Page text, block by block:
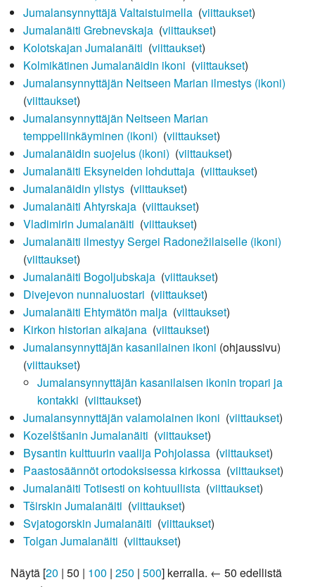
Jumalansynnyttäjä Valtaistuimella‎ (viittaukset)
Jumalanäiti Grebnevskaja‎ (viittaukset)
Kolotskajan Jumalanäiti (viittaukset)
Kolmikätinen Jumalanäidin ikoni (viittaukset)
Jumalansynnyttäjän Neitseen Marian ilmestys (ikoni)
(viittaukset)
Jumalansynnyttäjän Neitseen Marian
temppeliinkäyminen (ikoni) (viittaukset)
Jumalanäidin suojelus (ikoni) (viittaukset)
Jumalanäiti Eksyneiden lohduttaja‎ (viittaukset)
Jumalanäidin ylistys‎ (viittaukset)
Jumalanäiti Ahtyrskaja‎ (viittaukset)
Vladimirin Jumalanäiti (viittaukset)
Jumalanäiti ilmestyy Sergei Radonežilaiselle (ikoni)
(viittaukset)
Jumalanäiti Bogoljubskaja‎ (viittaukset)
Divejevon nunnaluostari (viittaukset)
Jumalanäiti Ehtymätön malja‎ (viittaukset)
Kirkon historian aikajana‎ (viittaukset)
Jumalansynnyttäjän kasanilainen ikoni (ohjaussivu) ‎
(viittaukset)
Jumalansynnyttäjän kasanilaisen ikonin tropari ja
kontakki (viittaukset)
Jumalansynnyttäjän valamolainen ikoni (viittaukset)
Kozelštšanin Jumalanäiti (viittaukset)
Bysantin kulttuurin vaalija Pohjolassa‎ (viittaukset)
Paastosäännöt ortodoksisessa kirkossa‎ (viittaukset)
Jumalanäiti Totisesti on kohtuullista‎ (viittaukset)
Tširskin Jumalanäiti (viittaukset)
Svjatogorskin Jumalanäiti (viittaukset)
Tolgan Jumalanäiti (viittaukset)
Näytä [20 | 50 | 100 | 250 | 500] kerralla. ← 50 edellistä